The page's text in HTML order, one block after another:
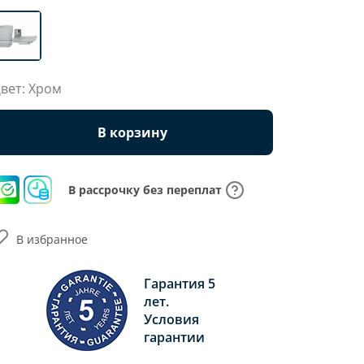
Хром
В корзину
В рассрочку без переплат
Гарантия 5
лет.
Условия
гарантии
В избранное